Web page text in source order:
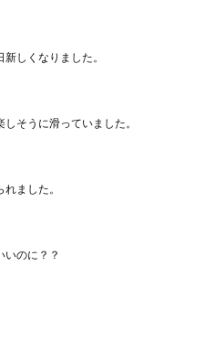
しくなりました。
そうに滑っていました。
ました。
いのに？？